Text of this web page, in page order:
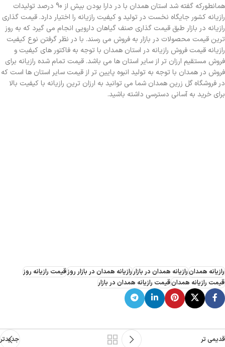
همانطورکه گفته شد استان همدان با در دارا بودن بیش از 90 درصد تولیدات
رازیانه کشور جایگاه نخست در تولید و کیفیت رازیانه را اختیار دارد. قیمت گذاری
رازیانه در بازار طبق قیمت گذاری صنف گیاهان دارویی انجام می گیرد که به روز
ترین قیمت محصولات در بازار به فروش می رسند. با در نظر گرفتن نوع کیفیت
رازیانه قیمت فروش رازیانه در استان همدان با توجه به فاکتور های کیفیت و
فروش مستقیم ارزان تر از سایر استان ها می باشد. قیمت تمام شده رازیانه برای
فروش در همدان با توجه به تولید انبوه پایین تر از قیمت سایر استان ها است که
در فروشگاه گل زرین همدان شما می توانید به ارزان ترین رازیانه با کیفیت بالا
برای خرید به آسانی دسترسی داشته باشید.
رازیانه همدانرازیانه همدان در بازاررازیانه همدان در بازار روزقیمت رازیانه روز
قیمت رازیانه همدانقیمت رازیانه همدان در بازار
جدیدتر قدیمی تر